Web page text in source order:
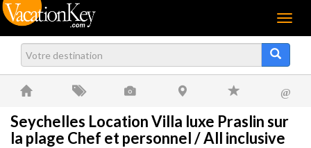
Menu
@
Seychelles Location Villa luxe Praslin sur
la plage Chef et personnel / All inclusive